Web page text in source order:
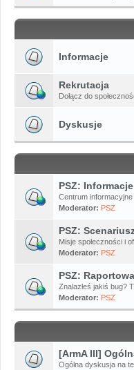
Informacje
Rekrutacja
Dołącz do
Dyskusje
PSZ: Informacje
Centrum
Moderator: PSZ
PSZ:
Misje społeczności i
Moderator: PSZ
PSZ:
Znalazłeś jakiś bug?
Moderator: PSZ
[ArmA III]
Ogólna dyskusja na